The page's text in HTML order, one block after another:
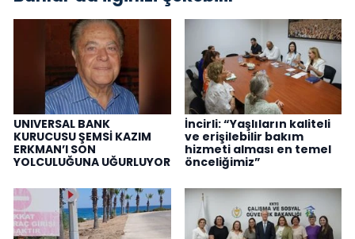
UNIVERSAL BANK
KURUCUSU ŞEMSİ KAZIM
ERKMAN’I SON
YOLCULUĞUNA UĞURLUYOR
İncirli: “Yaşlıların kaliteli
ve erişilebilir bakım
hizmeti alması en temel
önceliğimiz”